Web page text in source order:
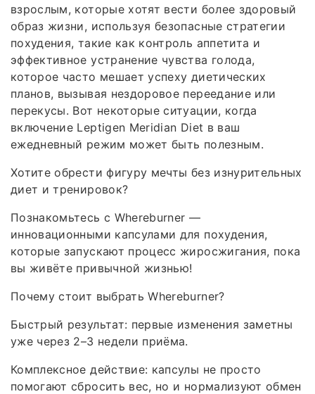
взрослым, которые хотят вести более здоровый
образ жизни, используя безопасные стратегии
похудения, такие как контроль аппетита и
эффективное устранение чувства голода,
которое часто мешает успеху диетических
планов, вызывая нездоровое переедание или
перекусы. Вот некоторые ситуации, когда
включение Leptigen Meridian Diеt в ваш
ежедневный режим может быть полезным.
Хотите обрести фигуру мечты без изнурительных
диет и тренировок?
Познакомьтесь с Whereburner —
инновационными капсулами для похудения,
которые запускают процесс жиросжигания, пока
вы живёте привычной жизнью!
Почему стоит выбрать Whereburner?
Быстрый результат: первые изменения заметны
уже через 2–3 недели приёма.
Комплексное действие: капсулы не просто
помогают сбросить вес, но и нормализуют обмен